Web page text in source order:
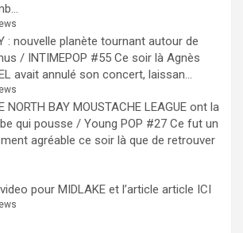
: nouvelle planète tournant autour de
/ INTIMEPOP #55 Ce soir là Agnès
avait annulé son concert, laissan...
NORTH BAY MOUSTACHE LEAGUE ont la
qui pousse / Young POP #27 Ce fut un
agréable ce soir là que de retrouver
pour MIDLAKE et l’article article ICI